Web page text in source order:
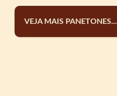
VEJA MAIS PANETONES...